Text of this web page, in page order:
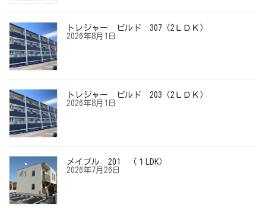
トレジャー ビルド 307（2ＬＤＫ）
2026年8月1日
トレジャー ビルド 203（2ＬＤＫ）
2026年8月1日
メイプル 201 （１LDK）
2026年7月26日